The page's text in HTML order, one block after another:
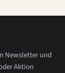
Newsletter und
Aktion